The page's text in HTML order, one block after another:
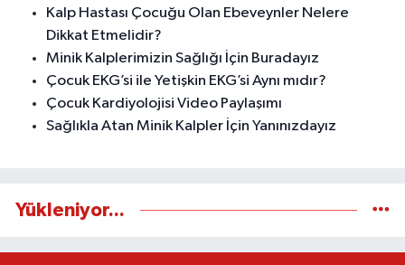
Kalp Hastası Çocuğu Olan Ebeveynler Nelere
Dikkat Etmelidir?
Minik Kalplerimizin Sağlığı İçin Buradayız
Çocuk EKG’si ile Yetişkin EKG’si Aynı mıdır?
Çocuk Kardiyolojisi Video Paylaşımı
Sağlıkla Atan Minik Kalpler İçin Yanınızdayız
Yükleniyor...